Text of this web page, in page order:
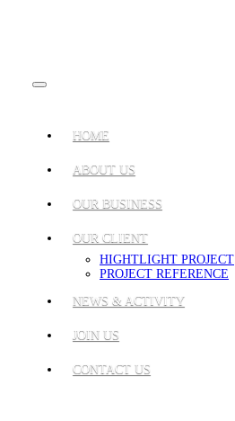
HOME
ABOUT US
OUR BUSINESS
OUR CLIENT
HIGHTLIGHT PROJECT
PROJECT REFERENCE
NEWS & ACTIVITY
JOIN US
CONTACT US